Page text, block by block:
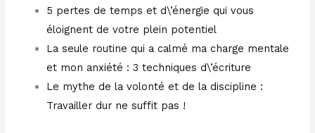
​5 pertes de temps et d\’énergie qui vous
éloignent de votre plein potentiel​
​La seule routine qui a calmé ma charge mentale
et mon anxiété : 3 techniques d\’écriture​
​Le mythe de la volonté et de la discipline :
Travailler dur ne suffit pas !​